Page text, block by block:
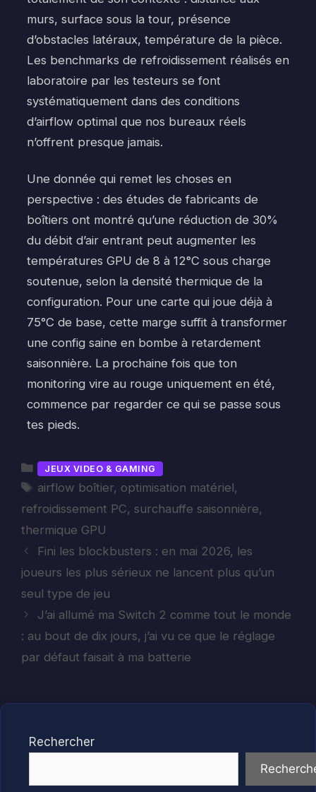
murs, surface sous la tour, présence
d’obstacles latéraux, température de la pièce.
Les benchmarks de refroidissement réalisés en
laboratoire par les testeurs se font
systématiquement dans des conditions
d’airflow optimal que nos bureaux réels
n’offrent presque jamais.
Une donnée qui remet les choses en
perspective : des études de fabricants de
boîtiers ont montré qu’une réduction de 30%
du débit d’air entrant peut augmenter les
températures GPU de 8 à 12°C sous charge
soutenue, selon la densité thermique de la
configuration. Pour une carte qui joue déjà à
75°C de base, cette marge suffit à transformer
une config saine en bombe à retardement
saisonnière. La prochaine fois que ton
monitoring vire au rouge uniquement en été,
commence par regarder ce qui se passe sous
tes pieds.
Catégories
JEUX VIDEO & GAMING
Étiquettes
airflow boîtier, optimisation matériel,
refroidissement PC, surchauffe saisonnière,
thermique GPU
Fini les blockbusters : en mai 2026, les
joueurs les plus sérieux ne lancent plus qu’un
seul type de jeu
J’ai allumé ma Switch 2 comme tout le monde
: au bout de dix jours, j’ai vu ce que le réglage
par défaut faisait à ma batterie
Rechercher